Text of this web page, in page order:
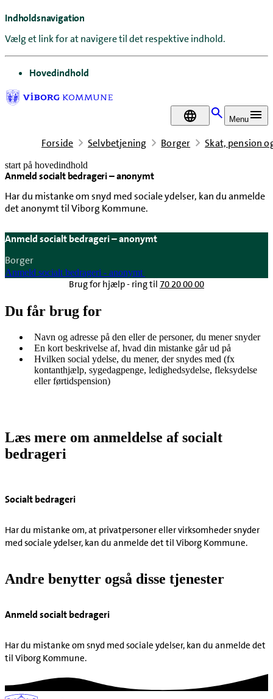
Indholdsnavigation
Vælg et link for at navigere til det respektive indhold.
gå til
Hovedindhold
DA Menu
Forside Selvbetjening Borger Skat, pension
start på hovedindhold
Anmeld socialt bedrageri – anonymt
Har du mistanke om snyd med sociale ydelser, kan du anmelde
det anonymt til Viborg Kommune.
senest opdateret 22. april 2026
Anmeld socialt bedrageri – anonymt
Borger
Anmeld socialt bedrageri - anonymt
Brug for hjælp - ring til 70 20 00 00
Du får brug for
Navn og adresse på den eller de personer, du mener snyder
En kort beskrivelse af, hvad din mistanke går ud på
Hvilken social ydelse, du mener, der snydes med (fx
kontanthjælp, sygedagpenge, ledighedsydelse, fleksydelse
eller førtidspension)
Læs mere om anmeldelse af socialt
bedrageri
Socialt bedrageri
Har du mistanke om, at privatpersoner eller virksomheder snyder
med sociale ydelser, kan du anmelde det til Viborg Kommune.
Andre benytter også disse tjenester
Anmeld socialt bedrageri
Har du mistanke om snyd med sociale ydelser, kan du anmelde det